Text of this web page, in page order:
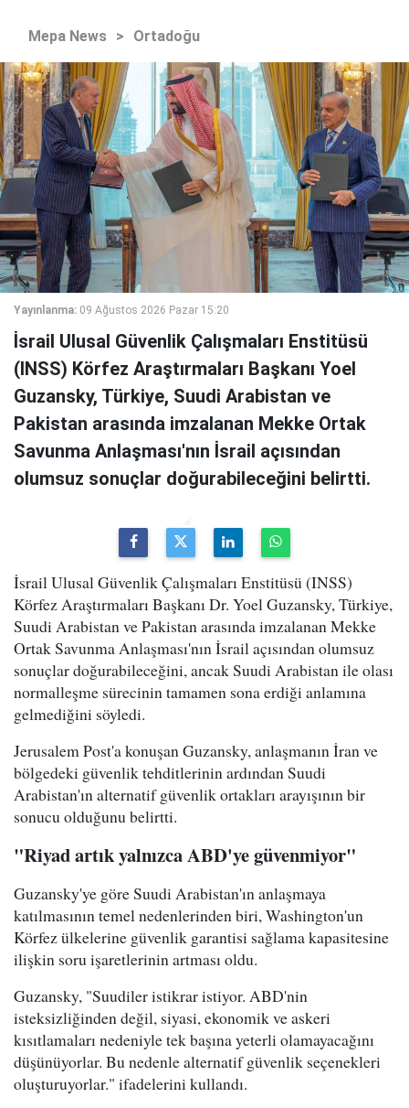
Mepa News > Ortadoğu
Yayınlanma: 09 Ağustos 2026 Pazar 15:20
İsrail Ulusal Güvenlik Çalışmaları Enstitüsü
(INSS) Körfez Araştırmaları Başkanı Yoel
Guzansky, Türkiye, Suudi Arabistan ve
Pakistan arasında imzalanan Mekke Ortak
Savunma Anlaşması'nın İsrail açısından
olumsuz sonuçlar doğurabileceğini belirtti.
İsrail Ulusal Güvenlik Çalışmaları Enstitüsü (INSS)
Körfez Araştırmaları Başkanı Dr. Yoel Guzansky, Türkiye,
Suudi Arabistan ve Pakistan arasında imzalanan Mekke
Ortak Savunma Anlaşması'nın İsrail açısından olumsuz
sonuçlar doğurabileceğini, ancak Suudi Arabistan ile olası
normalleşme sürecinin tamamen sona erdiği anlamına
gelmediğini söyledi.
Jerusalem Post'a konuşan Guzansky, anlaşmanın İran ve
bölgedeki güvenlik tehditlerinin ardından Suudi
Arabistan'ın alternatif güvenlik ortakları arayışının bir
sonucu olduğunu belirtti.
"Riyad artık yalnızca ABD'ye güvenmiyor"
Guzansky'ye göre Suudi Arabistan'ın anlaşmaya
katılmasının temel nedenlerinden biri, Washington'un
Körfez ülkelerine güvenlik garantisi sağlama kapasitesine
ilişkin soru işaretlerinin artması oldu.
Guzansky, "Suudiler istikrar istiyor. ABD'nin
isteksizliğinden değil, siyasi, ekonomik ve askeri
kısıtlamaları nedeniyle tek başına yeterli olamayacağını
düşünüyorlar. Bu nedenle alternatif güvenlik seçenekleri
oluşturuyorlar." ifadelerini kullandı.